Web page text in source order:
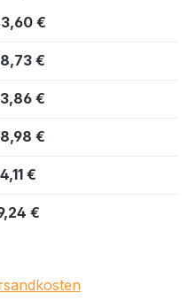
€
€
€
€
€
€